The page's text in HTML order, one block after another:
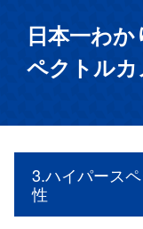
日本一わ
ペクトル
3.ハイパース
性